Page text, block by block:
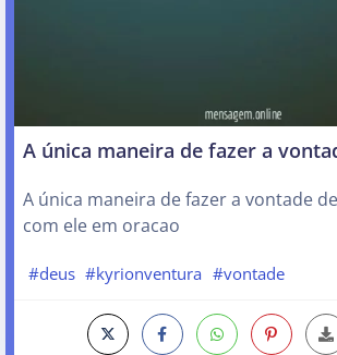
A única maneira de fazer a
A única maneira de fazer a vontade
com ele em oracao
#deus #kyrionventura #vontade